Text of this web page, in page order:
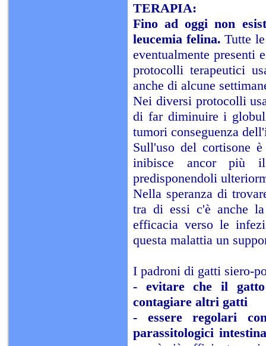
TERAPIA:
Fino ad oggi non
leucemia felina. Tutte
eventualmente
protocolli terapeutici
anche di alcune
Nei diversi protocolli
di far diminuire i
tumori conseguenza
Sull'uso del cortisone
inibisce ancor più
predisponendoli
Nella speranza di
tra di essi c'è anche
efficacia verso le
questa malattia un
I padroni di gatti siero-
- evitare che il
contagiare altri gatti
- essere regolari
parassitologici